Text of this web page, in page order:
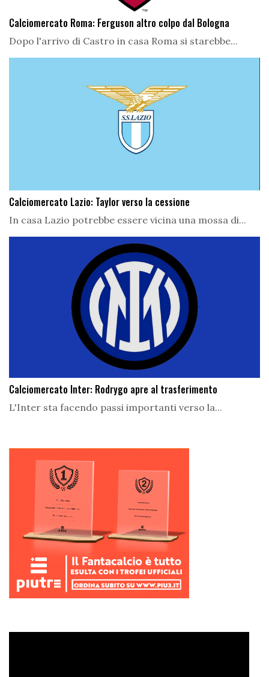
Calciomercato Roma: Ferguson altro colpo dal Bologna
Dopo l'arrivo di Castro in casa Roma si starebbe...
Calciomercato Lazio: Taylor verso la cessione
In casa Lazio potrebbe essere vicina una mossa di...
Calciomercato Inter: Rodrygo apre al trasferimento
L'Inter sta facendo passi importanti verso la...